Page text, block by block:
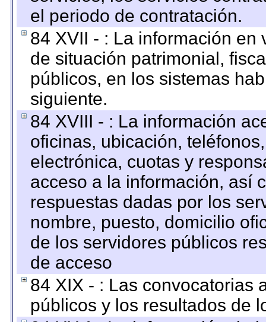
el periodo de contratación.
84 XVII - : La información
de situación patrimonial,
públicos, en los sistemas
siguiente.
84 XVIII - : La información
oficinas, ubicación,
electrónica, cuotas y
acceso a la información, así
respuestas dadas por los
nombre, puesto, domicilio
de los servidores públicos
de acceso
84 XIX - : Las convocatorias
públicos y los resultados de